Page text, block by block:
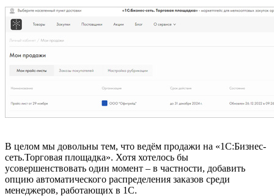
В целом мы довольны тем, что ведём продажи на «1С:Бизнес-
сеть.Торговая площадка». Хотя хотелось бы
усовершенствовать один момент – в частности, добавить
опцию автоматического распределения заказов среди
менеджеров, работающих в 1С.